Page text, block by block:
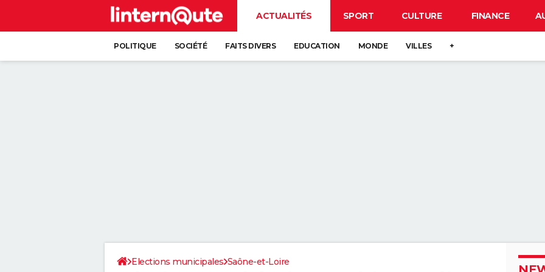
ACTUALITÉS SPORT CULTURE FINANCE
POLITIQUE SOCIÉTÉ FAITS DIVERS EDUCATION MONDE VILLES +
Elections municipales Saône-et-Loire